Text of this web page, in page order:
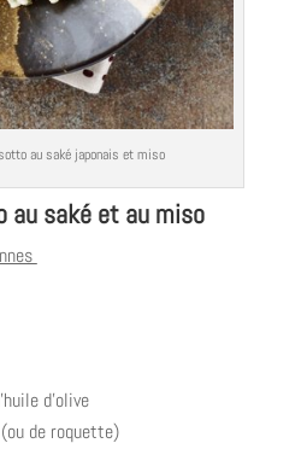
au saké japonais et miso
au saké et au miso
d’olive
de roquette)